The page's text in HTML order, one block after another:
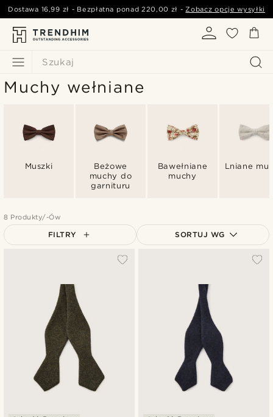
Szukaj
Dostawa 16,99 zł - Bezpłatna ponad220,00 zł -Zobacz opcje wysyłki
Muchy wełniane
Muszki
Beżowe
muchy do
garnituru
Bawełniane
muchy
Lniane
8 Produkty/-Ów
FILTRY SORTUJ WG
Najniższa cena
Najwyższa cena